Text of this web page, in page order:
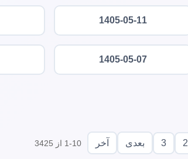
1405-05-11
1405-05-07
2
3 بعدی آخر 1-10 از 3425